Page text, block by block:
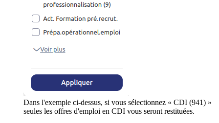
Dans l'exemple ci-dessus, si vous sélectionnez « CDI (941) »
seules les offres d'emploi en CDI vous seront restituées.